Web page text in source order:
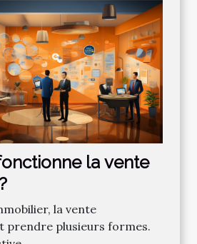
la vente
la vente
prendre plusieurs formes.